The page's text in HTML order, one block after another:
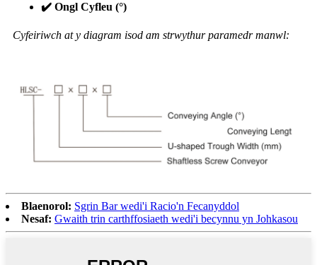
✔️ Ongl Cyfleu (°)
Cyfeiriwch at y diagram isod am strwythur paramedr manwl:
Blaenorol: Sgrin Bar wedi'i Racio'n Fecanyddol
Nesaf: Gwaith trin carthffosiaeth wedi'i becynnu yn Johkasou